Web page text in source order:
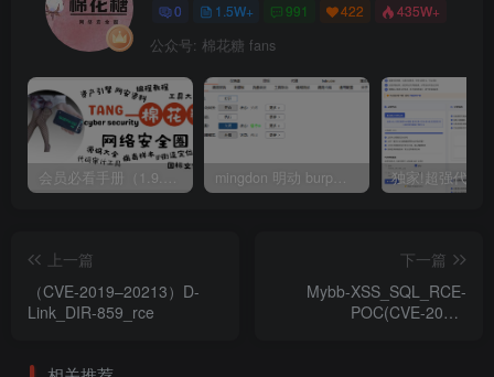
0 1.5W+ 991 422 435W+
公众号: 棉花糖 fans
会员必看手册（1.9.0版本 26.4.5更新） mingdon 明动 burp插件0.2.6版本 本地时间校验去除版
上一篇
（CVE-2019–20213）D-
Link_DIR-859_rce
下一篇
Mybb-XSS_SQL_RCE-
POC(CVE-2021-